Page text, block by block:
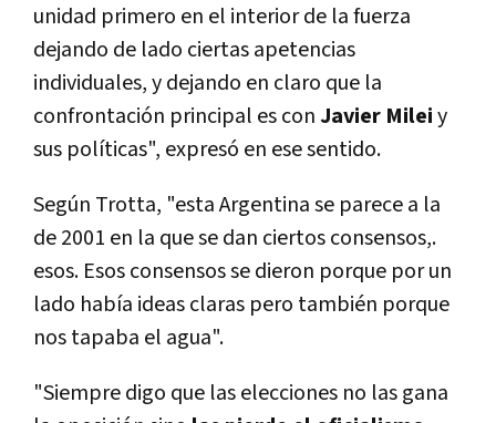
unidad primero en el interior de la fuerza
dejando de lado ciertas apetencias
individuales, y dejando en claro que la
confrontación principal es conJavier Mileiy
sus políticas", expresó en ese sentido.
Según Trotta, "esta Argentina se parece a la
de 2001 en la que se dan ciertos consensos,.
esos. Esos consensos se dieron porque por un
lado había ideas claras pero también porque
nos tapaba el agua".
"Siempre digo que las elecciones no las gana